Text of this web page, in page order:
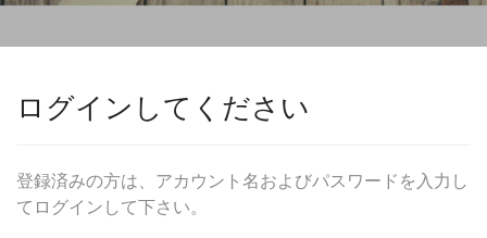
ログインしてください
登録済みの方は、アカウント名およびパスワードを入力し
てログインして下さい。